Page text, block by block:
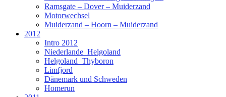
Ramsgate – Dover – Muiderzand
Motorwechsel
Muiderzand – Hoorn – Muiderzand
2012
Intro 2012
Niederlande_Helgoland
Helgoland_Thyboron
Limfjord
Dänemark und Schweden
Homerun